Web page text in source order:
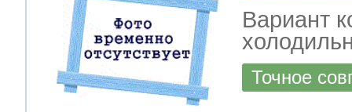
Вариант
Точное